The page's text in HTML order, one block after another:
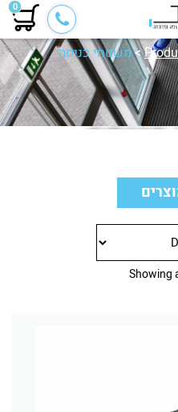
0
>משטחי כניסה
Showing